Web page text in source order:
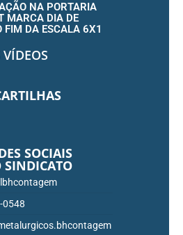
NA PORTARIA
MARCA DIA DE
FIM DA ESCALA 6X1
SOCIAIS
SINDICATO
0548